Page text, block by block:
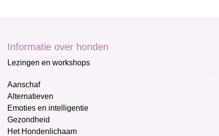
Informatie over honden
Lezingen en workshops
Aanschaf
Alternatieven
Emoties en intelligentie
Gezondheid
Het Hondenlichaam